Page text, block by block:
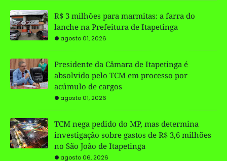
R$ 3 milhões para marmitas: a farra do
lanche na Prefeitura de Itapetinga
agosto 01, 2026
Presidente da Câmara de Itapetinga é
absolvido pelo TCM em processo por
acúmulo de cargos
agosto 01, 2026
TCM nega pedido do MP, mas determina
investigação sobre gastos de R$ 3,6 milhões
no São João de Itapetinga
agosto 06, 2026